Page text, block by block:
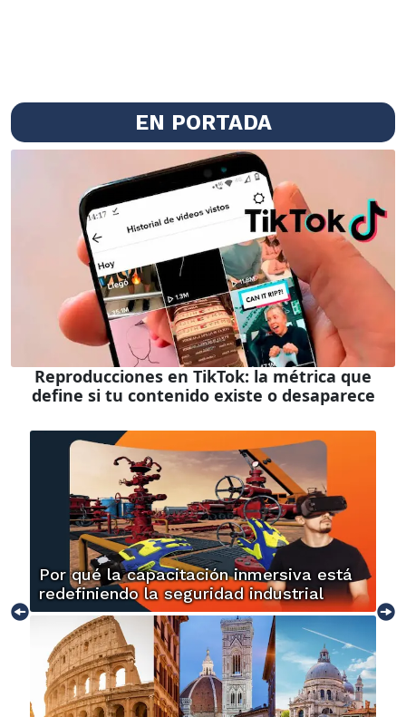
EN PORTADA
Reproducciones en TikTok: la métrica que
define si tu contenido existe o desaparece
Por qué la capacitación inmersiva está
redefiniendo la seguridad industrial